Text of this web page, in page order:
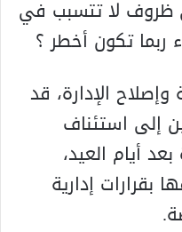
ظروف لا تتسبب في
ربما تكون أخطر ؟
وإصلاح الإدارة، قد
إلى استئناف
أيام العيد،
بقرارات إدارية